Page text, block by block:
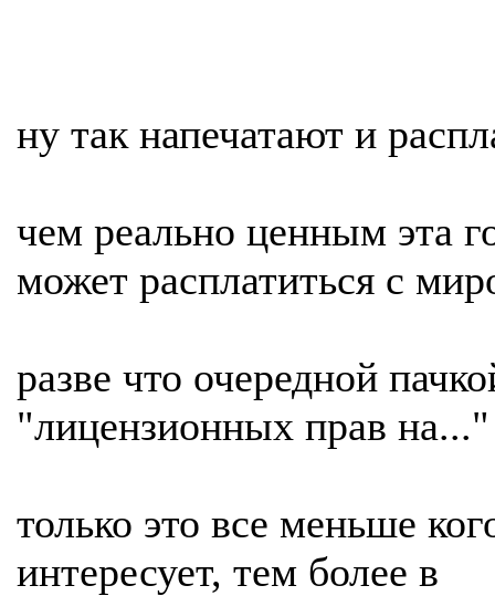
ну так напечатают и
чем реально ценным эта
может расплатиться с
разве что очередной
"лицензионных прав на..."
только это все меньше
интересует, тем более в